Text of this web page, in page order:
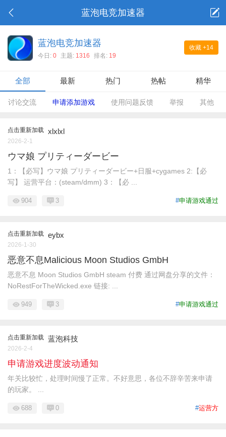
蓝泡电竞加速器
收藏 +14
蓝泡电竞加速器
今日: 0 主题: 1316 排名: 19
全部 最新 热门 热帖 精华
讨论交流 申请添加游戏 使用问题反馈 举报 其他
点击重新加载 xlxlxl
2026-2-1
ウマ娘 プリティーダービー
1：【必写】ウマ娘 プリティーダービー+日服+cygames 2:【必
写】 运营平台：(steam/dmm) 3：【必 ...
#申请游戏通过
904 3
点击重新加载 eybx
2026-1-30
恶意不息Malicious Moon Studios GmbH
恶意不息 Moon Studios GmbH steam 付费 通过网盘分享的文件：
NoRestForTheWicked.exe 链接: ...
#申请游戏通过
949 3
点击重新加载 蓝泡科技
2026-2-4
申请游戏进度波动通知
年关比较忙，处理时间慢了正常。不好意思，各位不辞辛苦来申请
的玩家。 ...
#运营方
688 0